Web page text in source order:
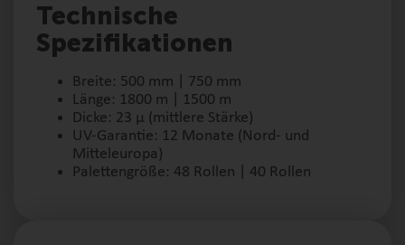
Technische
Spezifikationen
Breite: 500 mm | 750 mm
Länge: 1800 m | 1500 m
Dicke: 23 μ (mittlere Stärke)
UV-Garantie: 12 Monate (Nord- und
Mitteleuropa)
Palettengröße: 48 Rollen | 40 Rollen